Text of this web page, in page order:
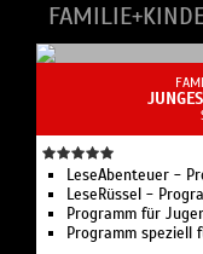
LeseAbenteuer -
LeseRüssel -
Programm für
Programm speziell